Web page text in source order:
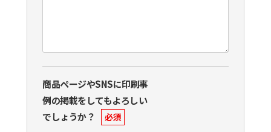
商品ページやSNSに印刷事
例の掲載をしてもよろしい
でしょうか？
必須